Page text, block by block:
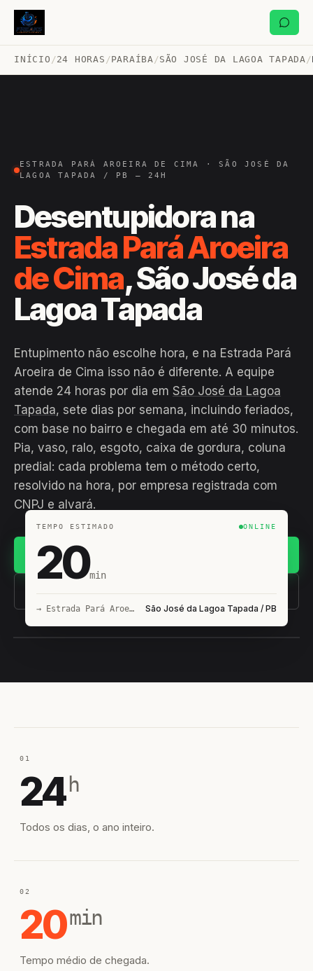
INÍCIO /24 HORAS /PARAÍBA /SÃO JOSÉ DA LAGOA TAPADA /
ESTRADA PARÁ AROEIRA DE CIMA · SÃO JOSÉ DA
LAGOA TAPADA / PB — 24H
Desentupidora na
Estrada Pará Aroeira
de Cima, São José da
Lagoa Tapada
Entupimento não escolhe hora, e na Estrada Pará
Aroeira de Cima isso não é diferente. A equipe
atende 24 horas por dia em São José da Lagoa
Tapada, sete dias por semana, incluindo feriados,
com base no bairro e chegada em até 30 minutos.
Pia, vaso, ralo, esgoto, caixa de gordura, coluna
predial: cada problema tem o método certo,
resolvido na hora, por empresa registrada com
CNPJ e alvará.
(11) 93407-8838
TEMPO ESTIMADO ONLINE
20min
→ Estrada Pará Aroeira de Cima São José da Lagoa Tapada / PB
01
24 h
Todos os dias, o ano inteiro.
02
20min
Tempo médio de chegada.